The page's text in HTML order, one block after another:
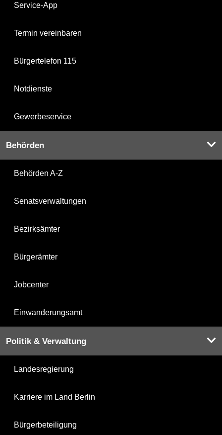
Service-App
Termin vereinbaren
Bürgertelefon 115
Notdienste
Gewerbeservice
Behörden
Behörden A-Z
Senatsverwaltungen
Bezirksämter
Bürgerämter
Jobcenter
Einwanderungsamt
Politik & Verwaltung
Landesregierung
Karriere im Land Berlin
Bürgerbeteiligung